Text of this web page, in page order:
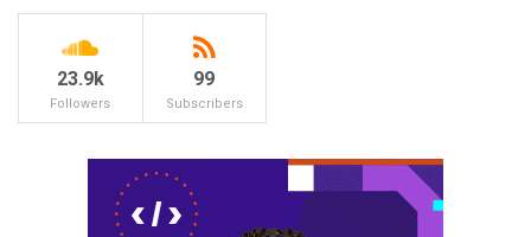
23.9k
Followers
99
Subscribers